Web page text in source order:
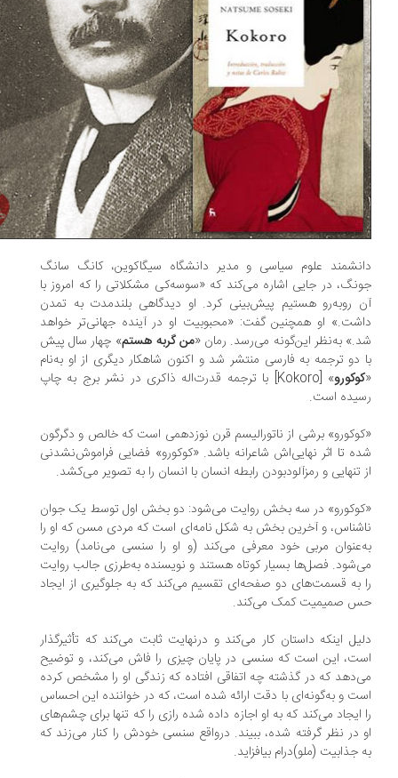
علوم سیاسی و مدیر دانشگاه سیگاكوین، کانگ سانگ
در جایی اشاره مى‌كند كه «سوسه‌كى مشکلاتی را که امروز با
روبه‌رو هستیم پیش‌بینی کرد. او دیدگاهی بلندمدت به تمدن
او همچنین گفت: «محبوبیت او در آینده جهانی‌تر خواهد
به‌نظر این‌گونه می‌رسد. رمان « من گربه هستم » چهار سال پیش
دو ترجمه به فارسی منتشر شد و اکنون شاهکار دیگری از او به‌نام
کوکورو
» [Kokoro] با ترجمه قدرت‌اله ذاکری در نشر برج به چاپ
است.
برشی از ناتورالیسم قرن نوزدهمی است که خالص و دگرگون
تا اثر نهایی‌اش شاعرانه باشد. «کوکورو» فضایی فراموش‌نشدنی
تنهایی و رمزآلودبودن رابطه انسان با انسان را به تصویر مى‌كشد.
در سه بخش روایت می‌شود: دو بخش اول توسط یک جوان
و آخرین بخش به شکل نامه‌ای است که مردى مسن که او را
مربی خود معرفى مى‌كند (و او را سنسی می‌نامد) روایت
فصل‌ها بسیار کوتاه هستند و نویسنده به‌طرزى جالب روایت
به قسمت‌های دو صفحه‌ای تقسیم می‌کند که به جلوگیری از ایجاد
صمیمیت کمک می‌کند.
اینکه داستان کار می‌کند و درنهایت ثابت می‌کند که تأثیرگذار
این است که سنسی در پایان چیزی را فاش می‌کند، و توضیح
که در گذشته چه اتفاقی افتاده که زندگی او را مشخص کرده
و به‌گونه‌ای با دقت ارائه شده است، که در خواننده این احساس
ایجاد می‌کند که به او اجازه داده شده رازی را که تنها برای چشم‌های
در نظر گرفته شده، ببیند. درواقع سنسی خودش را کنار می‌زند که
جذابیت (ملو)درام بیافزاید.